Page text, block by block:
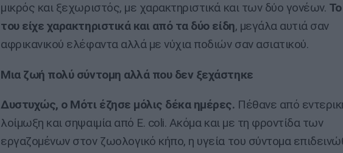
μικρός και ξεχωριστός, με χαρακτηριστικά και των δύο γονέων.
του είχε χαρακτηριστικά και από τα δύο είδη, μεγάλα αυτιά σαν
αφρικανικού ελέφαντα αλλά με νύχια ποδιών σαν ασιατικού.
Μια ζωή πολύ σύντομη αλλά που δεν ξεχάστηκε
Δυστυχώς, ο Μότι έζησε μόλις δέκα ημέρες. Πέθανε από
λοίμωξη και σηψαιμία από E. coli. Ακόμα και με τη φροντίδα των
εργαζομένων στον ζωολογικό κήπο, η υγεία του σύντομα